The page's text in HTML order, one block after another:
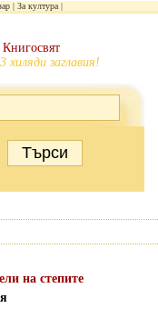
За култура
хиляди заглавия!
на степите